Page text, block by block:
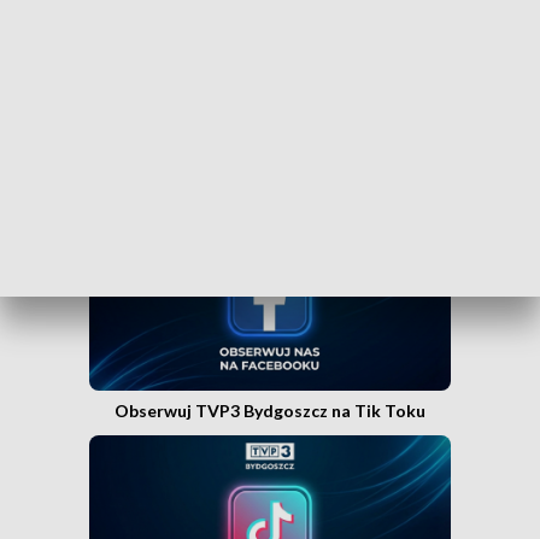
Obserwuj TVP3 Bydgoszcz na Tik Toku